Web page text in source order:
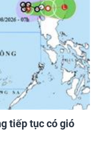
tiếp tục có gió